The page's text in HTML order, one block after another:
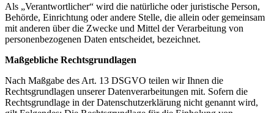
Als „Verantwortlicher“ wird die natürliche oder juristische Person,
Behörde, Einrichtung oder andere Stelle, die allein oder gemeinsam
mit anderen über die Zwecke und Mittel der Verarbeitung von
personenbezogenen Daten entscheidet, bezeichnet.
Maßgebliche Rechtsgrundlagen
Nach Maßgabe des Art. 13 DSGVO teilen wir Ihnen die
Rechtsgrundlagen unserer Datenverarbeitungen mit. Sofern die
Rechtsgrundlage in der Datenschutzerklärung nicht genannt wird,